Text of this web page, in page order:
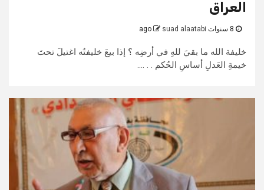
العراق
suad alaatabi
خليفة الله ما بقيَ للهِ في أرضِه ؟ إذا بيعَ خليفتُه اغتيلَ تحتَ
خيمةِ العَدلِ أساسِ الحُكم . . ....